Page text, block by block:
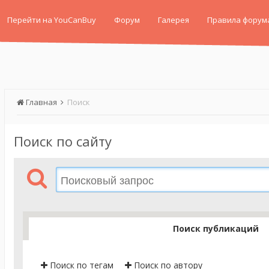
Перейти на YouCanBuy Форум Галерея Правила
Главная Поиск
Поиск по сайту
Поиск публикаций
Поиск по тегам Поиск по автору